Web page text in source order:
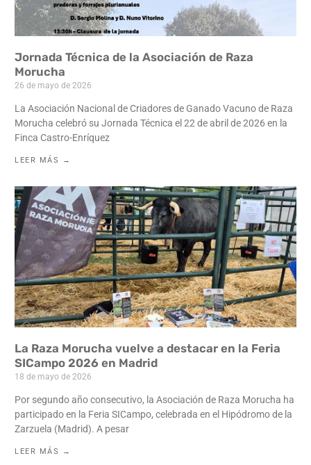
Jornada Técnica de la Asociación de Raza
Morucha
26 de mayo de 2026
La Asociación Nacional de Criadores de Ganado Vacuno de Raza
Morucha celebró su Jornada Técnica el 22 de abril de 2026 en la
Finca Castro-Enríquez
LEER MÁS →
La Raza Morucha vuelve a destacar en la Feria
SICampo 2026 en Madrid
18 de mayo de 2026
Por segundo año consecutivo, la Asociación de Raza Morucha ha
participado en la Feria SICampo, celebrada en el Hipódromo de la
Zarzuela (Madrid). A pesar
LEER MÁS →